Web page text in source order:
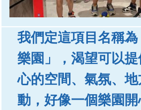
我們定這項目名稱
樂園」，渴望可以提
心的空間、氣氛、
動，好像一個樂園